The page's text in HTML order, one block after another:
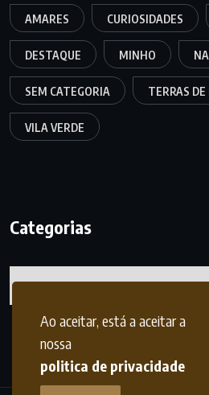
Ao aceitar, está a aceitar a
nossa
politica de privacidade
AMARES CURIOSIDADES
DESTAQUE MINHO
SEM CATEGORIA TERRAS DE
VILA VERDE
Categorias